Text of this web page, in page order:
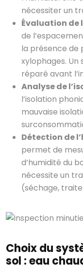
nécessiter un
Évaluation de
de
la présence de
xylophages.
réparé avant
Analyse de
l’isolation
mauvaise
Détection de
permet de
d’humidité du
nécessite un
(séchage,
Choix du
sol : eau